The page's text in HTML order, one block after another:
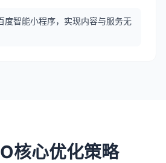
度智能小程序，实现内容与服务无
核心优化策略